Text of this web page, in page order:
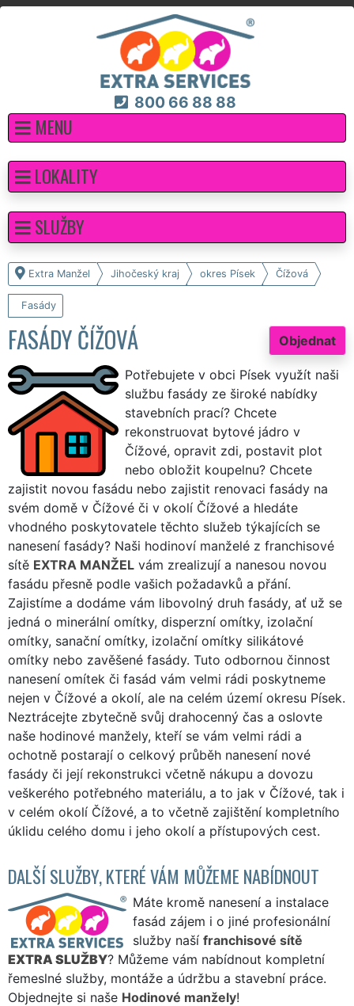
800 66 88 88
MENU
Extra Manžel Jihočeský kraj okres Písek Čížová
Fasády
Objednat
FASÁDY ČÍŽOVÁ
Potřebujete v obci Písek využít naši
službu fasády ze široké nabídky
stavebních prací? Chcete
rekonstruovat bytové jádro v
Čížové, opravit zdi, postavit plot
nebo obložit koupelnu? Chcete
zajistit novou fasádu nebo zajistit renovaci fasády na
svém domě v Čížové či v okolí Čížové a hledáte
vhodného poskytovatele těchto služeb týkajících se
nanesení fasády? Naši hodinoví manželé z franchisové
sítě EXTRA MANŽEL vám zrealizují a nanesou novou
fasádu přesně podle vašich požadavků a přání.
Zajistíme a dodáme vám libovolný druh fasády, ať už se
jedná o minerální omítky, disperzní omítky, izolační
omítky, sanační omítky, izolační omítky silikátové
omítky nebo zavěšené fasády. Tuto odbornou činnost
nanesení omítek či fasád vám velmi rádi poskytneme
nejen v Čížové a okolí, ale na celém území okresu Písek.
Neztrácejte zbytečně svůj drahocenný čas a oslovte
naše hodinové manžely, kteří se vám velmi rádi a
ochotně postarají o celkový průběh nanesení nové
fasády či její rekonstrukci včetně nákupu a dovozu
veškerého potřebného materiálu, a to jak v Čížové, tak i
v celém okolí Čížové, a to včetně zajištění kompletního
úklidu celého domu i jeho okolí a přístupových cest.
DALŠÍ SLUŽBY, KTERÉ VÁM MŮŽEME NABÍDNOUT
Máte kromě nanesení a instalace
fasád zájem i o jiné profesionální
služby naší franchisové sítě
EXTRA SLUŽBY? Můžeme vám nabídnout kompletní
řemeslné služby, montáže a údržbu a stavební práce.
Objednejte si naše Hodinové manžely!
LOKALITY
SLUŽBY